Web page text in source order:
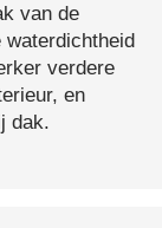
van de
waterdichtheid
verdere
en
dak.